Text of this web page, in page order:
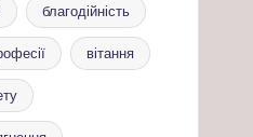
благодійність
вітання